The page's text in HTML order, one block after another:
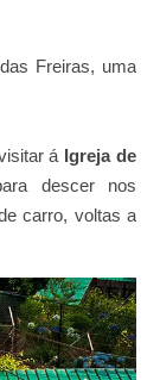
Freiras, uma
á Igreja de
descer nos
carro, voltas a